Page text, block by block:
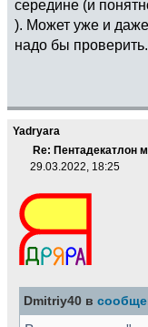
середине (и
). Может уже и
надо бы
Yadryara
Re: Пентадекатлон
29.03.2022, 18:25
Dmitriy40 в